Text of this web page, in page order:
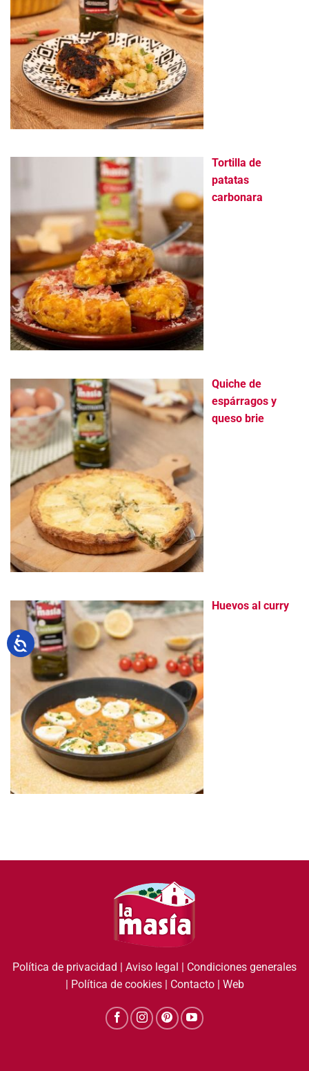
Tortilla de
patatas
carbonara
Quiche de
espárragos y
queso brie
Huevos al curry
Política de privacidad | Aviso legal | Condiciones generales
| Política de cookies| Contacto| Web